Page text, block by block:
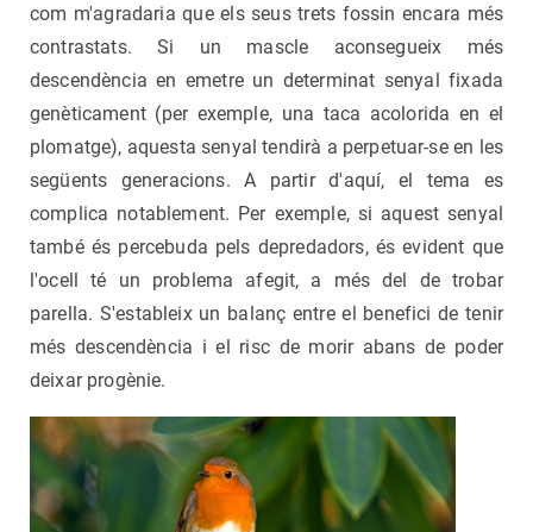
com m'agradaria que els seus trets fossin encara més
contrastats. Si un mascle aconsegueix més
descendència en emetre un determinat senyal fixada
genèticament (per exemple, una taca acolorida en el
plomatge), aquesta senyal tendirà a perpetuar-se en les
següents generacions. A partir d'aquí, el tema es
complica notablement. Per exemple, si aquest senyal
també és percebuda pels depredadors, és evident que
l'ocell té un problema afegit, a més del de trobar
parella. S'estableix un balanç entre el benefici de tenir
més descendència i el risc de morir abans de poder
deixar progènie.